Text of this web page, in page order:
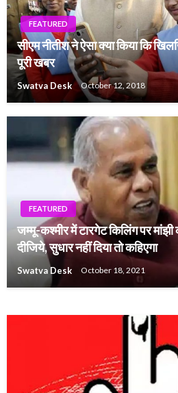
FEATURED
सीएम नीतीश ने ऐसा क्या किया कि
पूरी खबर
Swatva Desk October 12, 2018
FEATURED
जम्मू-कश्मीर में टारगेट किलिंग पर
दीजिये, सुधार नहीं दिया तो कहिएगा
Swatva Desk October 18, 2021
FEATURED
हरिवंश पर JDU आगबबूला, पार्टी से
Swatva Desk